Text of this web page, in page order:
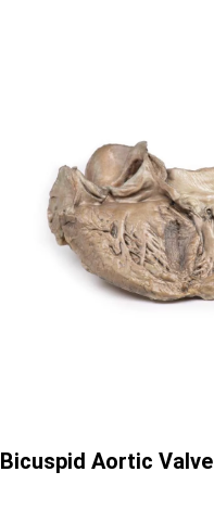
Bicuspid Aortic Valve